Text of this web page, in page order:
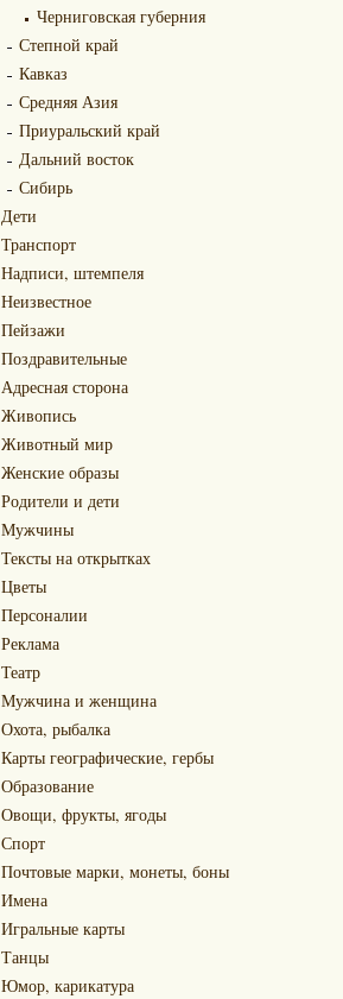
Черниговская губерния
Степной край
Кавказ
Средняя Азия
Приуральский край
Дальний восток
Сибирь
Дети
Транспорт
Надписи, штемпеля
Неизвестное
Пейзажи
Поздравительные
Адресная сторона
Живопись
Животный мир
Женские образы
Родители и дети
Мужчины
Тексты на открытках
Цветы
Персоналии
Реклама
Театр
Мужчина и женщина
Охота, рыбалка
Карты географические, гербы
Образование
Овощи, фрукты, ягоды
Спорт
Почтовые марки, монеты, боны
Имена
Игральные карты
Танцы
Юмор, карикатура